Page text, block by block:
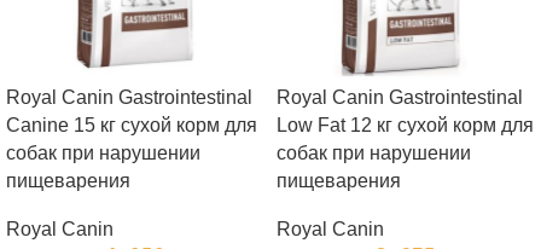
Royal Canin Gastrointestinal
Canine 15 кг сухой корм для
собак при нарушении
пищеварения
Royal Canin
Royal Canin Gastrointestinal
Low Fat 12 кг сухой корм для
собак при нарушении
пищеварения
Royal Canin